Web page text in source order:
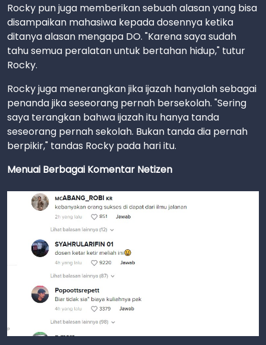
Rocky pun juga memberikan sebuah alasan yang bisa
disampaikan mahasiwa kepada dosennya ketika
ditanya alasan mengapa DO. "Karena saya sudah
tahu semua peralatan untuk bertahan hidup," tutur
Rocky.
Rocky juga menerangkan jika ijazah hanyalah sebagai
penanda jika seseorang pernah bersekolah. "Sering
saya terangkan bahwa ijazah itu hanya tanda
seseorang pernah sekolah. Bukan tanda dia pernah
berpikir," tandas Rocky pada hari itu.
Menuai Berbagai Komentar Netizen